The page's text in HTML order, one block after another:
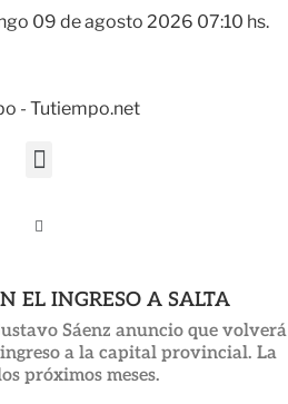
09 de agosto 2026 07:10 hs.
- Tutiempo.net
EL INGRESO A SALTA
Sáenz anuncio que volverá
a la capital provincial. La
próximos meses.